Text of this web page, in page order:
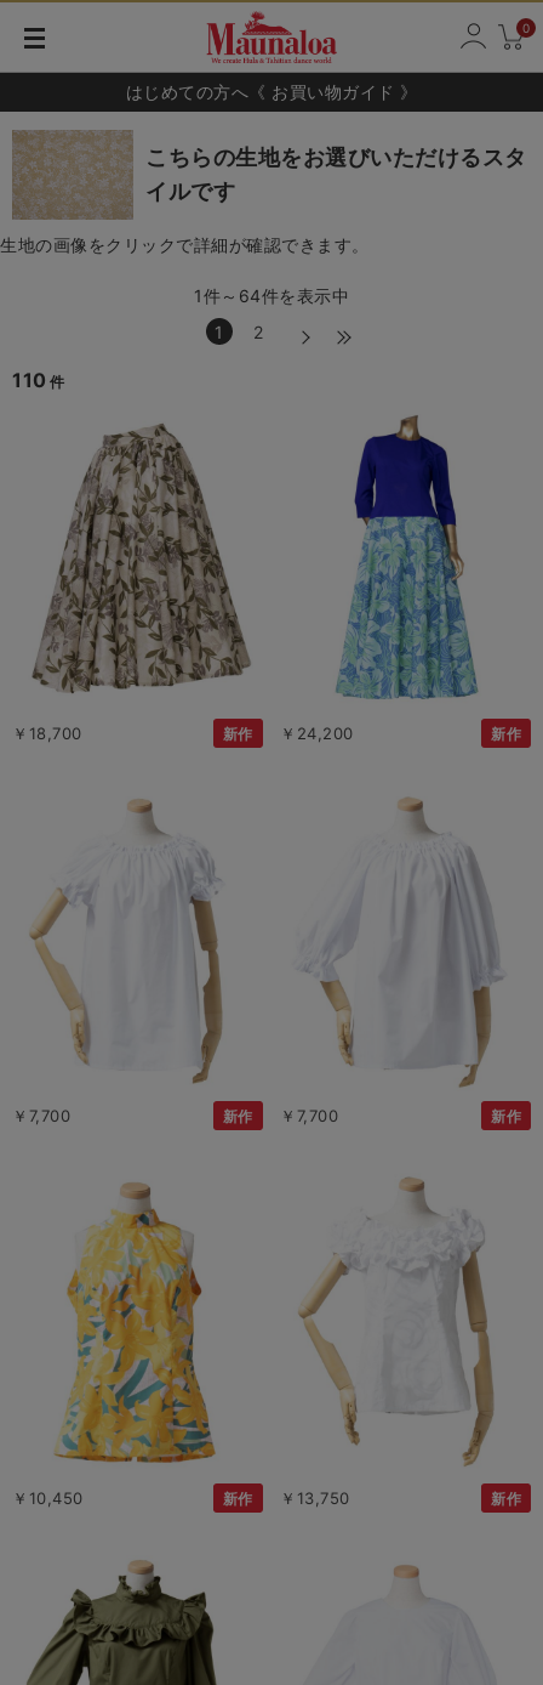
0
はじめての方へ《 お買い物ガイド 》
こちらの生地をお選びいただけるスタ
イルです
生地の画像をクリックで詳細が確認できます。
1件～64件を表示中
1
2
110 件
￥18,700 新作 ￥24,200 新作
￥7,700 新作 ￥7,700 新作
￥10,450 新作 ￥13,750 新作